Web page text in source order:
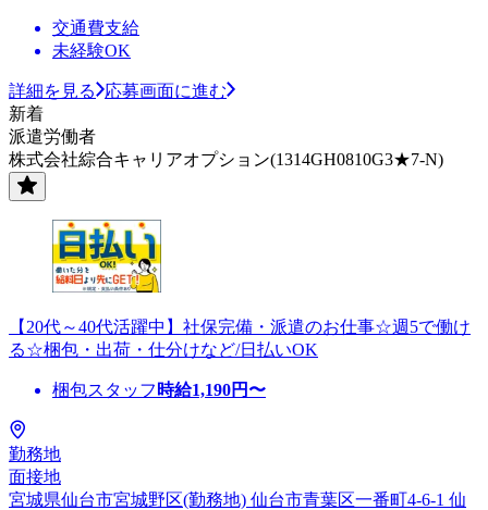
交通費支給
未経験OK
詳細を見る
応募画面に進む
新着
派遣労働者
株式会社綜合キャリアオプション(1314GH0810G3★7-N)
【20代～40代活躍中】社保完備・派遣のお仕事☆週5で働け
る☆梱包・出荷・仕分けなど/日払いOK
梱包スタッフ 時給1,190円〜
勤務地
面接地
宮城県仙台市宮城野区(勤務地) 仙台市青葉区一番町4-6-1 仙